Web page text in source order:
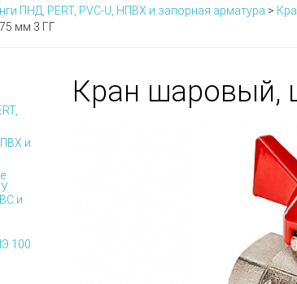
ПНД, PERT, PVC-U, НПВХ и запорная арматура >
мм 3 ГГ
Кран шаровый,
и
и
100